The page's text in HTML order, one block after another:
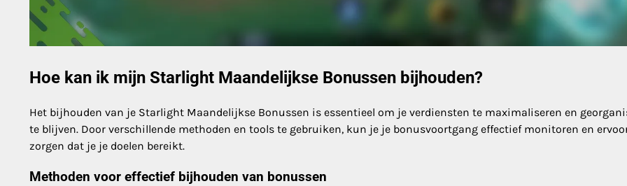
Hoe kan ik mijn Starlight Maandelijkse Bonussen bijhouden?
Het bijhouden van je Starlight Maandelijkse Bonussen is essentieel om je verdiensten te maximaliseren en
te blijven. Door verschillende methoden en tools te gebruiken, kun je je bonusvoortgang effectief monitoren en
zorgen dat je je doelen bereikt.
Methoden voor effectief bijhouden van bonussen